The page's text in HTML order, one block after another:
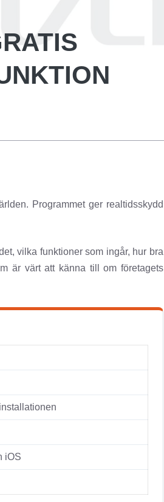
Programmet ger realtidsskydd
vilka funktioner som ingår, hur bra
är värt att känna till om företagets
iOS